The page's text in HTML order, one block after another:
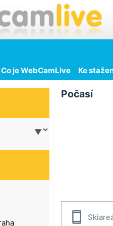
Co je WebCamLive Ke
Počasí
